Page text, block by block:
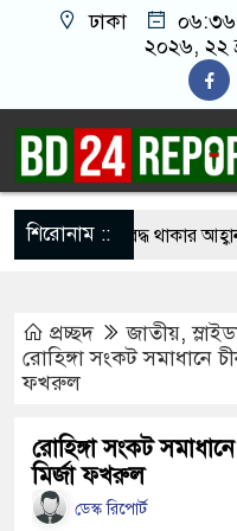
ঢাকা
২০২৬, ২২
শিরোনাম ::
সবাইকে ঐক্যবদ্ধ থাকার আহ্বান
ব্যবহার করতে চায় ভারত:
ক্যাসিনো মাস্টারমাইন্ড
‘জঙ্গিবাদের ন্যারেটিভ’ পুরনো
প্রচ্ছদ জাতীয়,
রোহিঙ্গা সংকট সমাধানে
ফখরুল
রোহিঙ্গা সংকট
মির্জা ফখরুল
ডেস্ক রিপোর্ট